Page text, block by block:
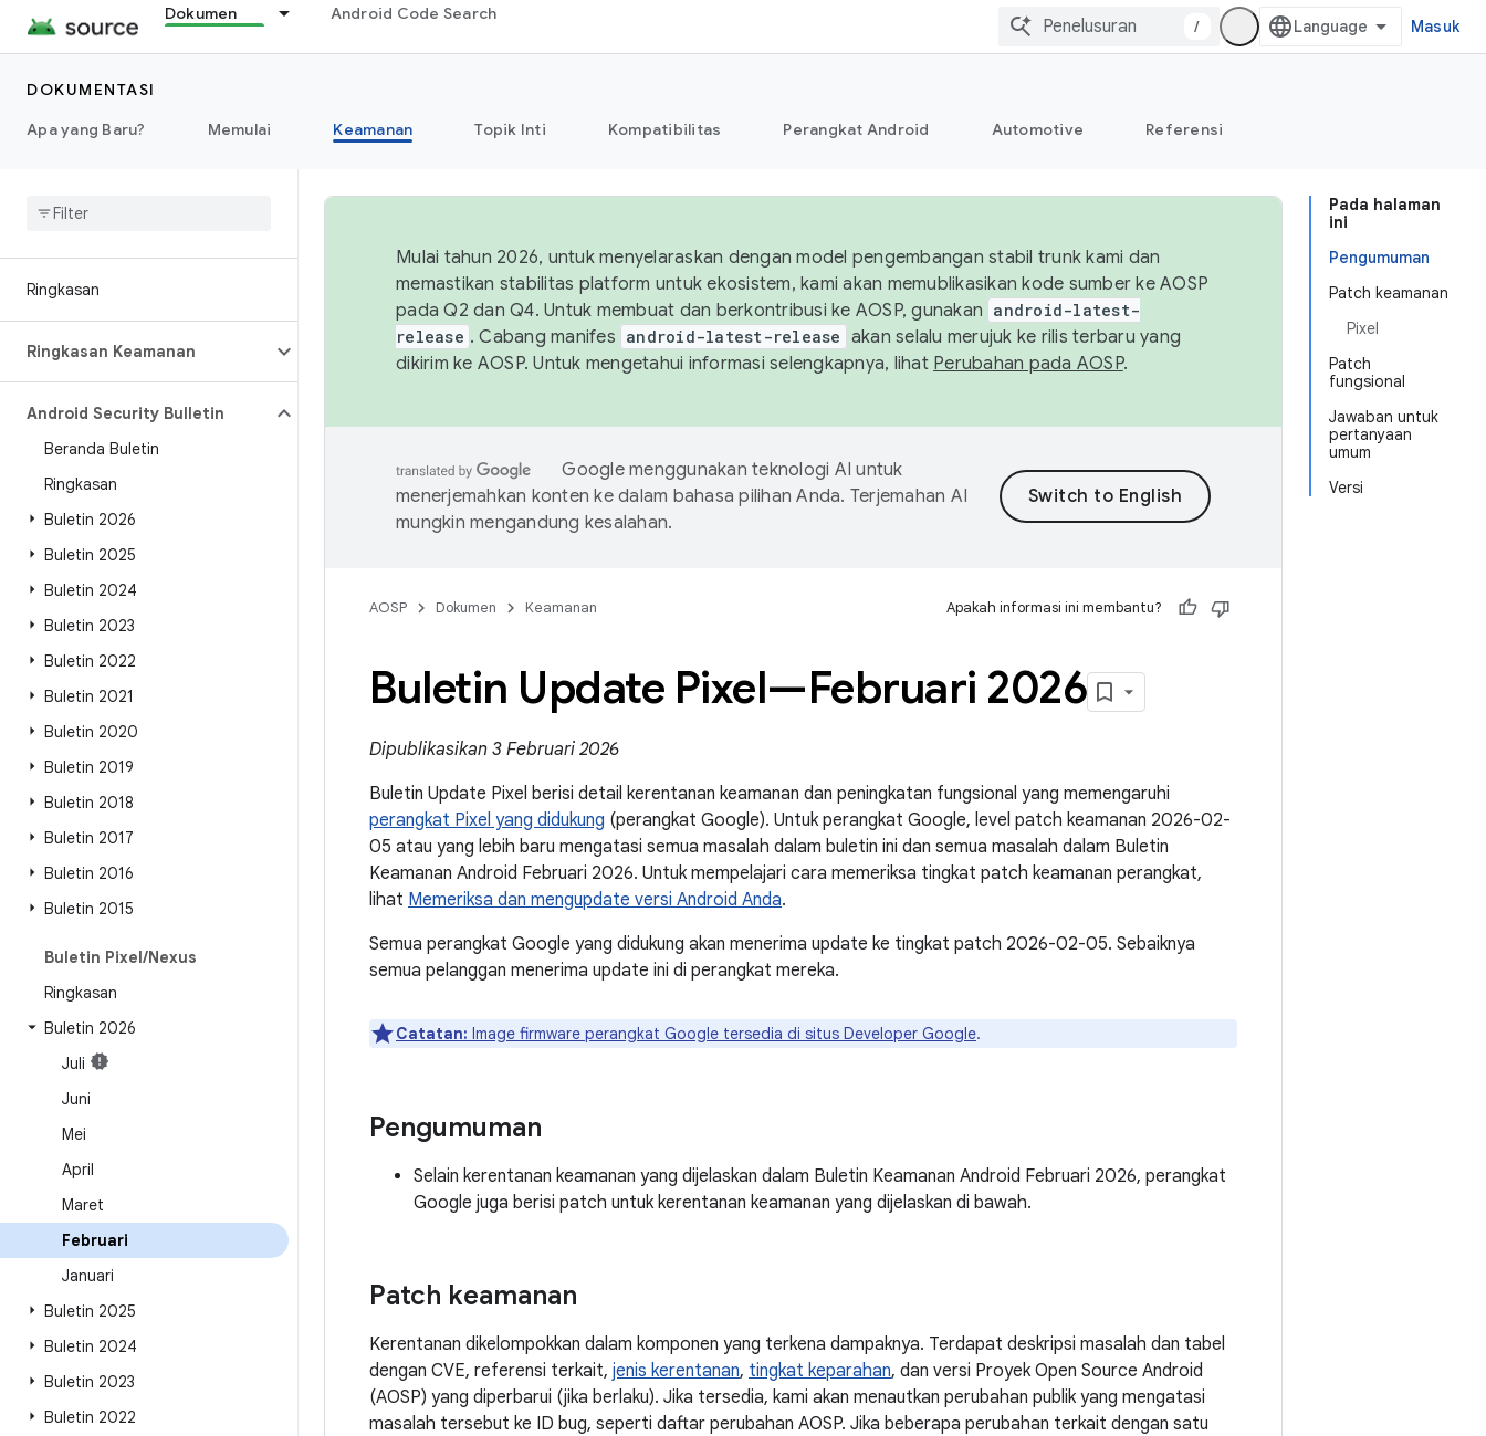
Dokumen Android Code Search
/ Masuk
DOKUMENTASI
Apa yang Baru?
Memulai Keamanan Topik Inti Kompatibilitas Perangkat Android Automotive Referensi
Ringkasan
Ringkasan Keamanan
Android Security Bulletin
Beranda Buletin
Ringkasan
Buletin 2026
Buletin 2025
Buletin 2024
Buletin 2023
Buletin 2022
Buletin 2021
Buletin 2020
Buletin 2019
Buletin 2018
Buletin 2017
Buletin 2016
Buletin 2015
Buletin Pixel/Nexus
Ringkasan
Buletin 2026
Juli
Juni
Mei
April
Maret
Februari
Januari
Buletin 2025
Buletin 2024
Buletin 2023
Buletin 2022
Pada halaman
ini
Pengumuman
Patch keamanan
Pixel
Patch
fungsional
Jawaban untuk
pertanyaan
umum
Versi
Mulai tahun 2026, untuk menyelaraskan dengan model pengembangan stabil trunk kami dan
memastikan stabilitas platform untuk ekosistem, kami akan memublikasikan kode sumber ke AOSP
pada Q2 dan Q4. Untuk membuat dan berkontribusi ke AOSP, gunakan android-latest-
release . Cabang manifes android-latest-release akan selalu merujuk ke rilis terbaru yang
dikirim ke AOSP. Untuk mengetahui informasi selengkapnya, lihat Perubahan pada AOSP.
Google menggunakan teknologi AI untuk
menerjemahkan konten ke dalam bahasa pilihan Anda. Terjemahan AI
mungkin mengandung kesalahan.
AOSP Dokumen Keamanan Apakah informasi ini membantu?
Buletin Update Pixel—Februari 2026
Dipublikasikan 3 Februari 2026
Buletin Update Pixel berisi detail kerentanan keamanan dan peningkatan fungsional yang memengaruhi
perangkat Pixel yang didukung (perangkat Google). Untuk perangkat Google, level patch keamanan 2026-02-
05 atau yang lebih baru mengatasi semua masalah dalam buletin ini dan semua masalah dalam Buletin
Keamanan Android Februari 2026. Untuk mempelajari cara memeriksa tingkat patch keamanan perangkat,
lihat Memeriksa dan mengupdate versi Android Anda.
Semua perangkat Google yang didukung akan menerima update ke tingkat patch 2026-02-05. Sebaiknya
semua pelanggan menerima update ini di perangkat mereka.
Catatan: Image firmware perangkat Google tersedia di situs Developer Google.
Pengumuman
Selain kerentanan keamanan yang dijelaskan dalam Buletin Keamanan Android Februari 2026, perangkat
Google juga berisi patch untuk kerentanan keamanan yang dijelaskan di bawah.
Patch keamanan
Kerentanan dikelompokkan dalam komponen yang terkena dampaknya. Terdapat deskripsi masalah dan tabel
dengan CVE, referensi terkait, jenis kerentanan, tingkat keparahan, dan versi Proyek Open Source Android
(AOSP) yang diperbarui (jika berlaku). Jika tersedia, kami akan menautkan perubahan publik yang mengatasi
masalah tersebut ke ID bug, seperti daftar perubahan AOSP. Jika beberapa perubahan terkait dengan satu